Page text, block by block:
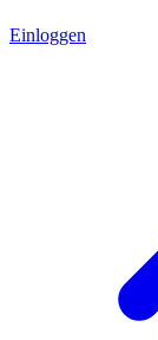
Einloggen